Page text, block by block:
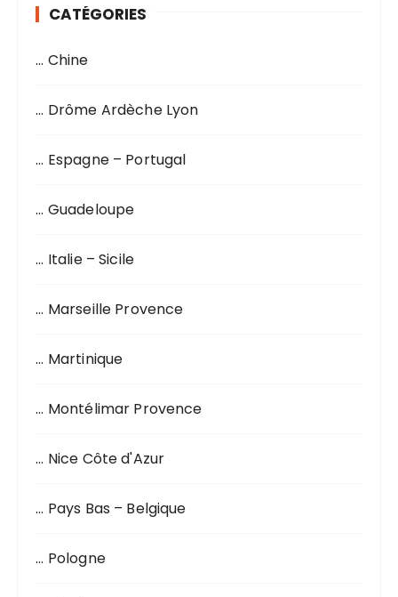
CATÉGORIES
… Chine
… Drôme Ardèche Lyon
… Espagne – Portugal
… Guadeloupe
… Italie – Sicile
… Marseille Provence
… Martinique
… Montélimar Provence
… Nice Côte d'Azur
… Pays Bas – Belgique
… Pologne